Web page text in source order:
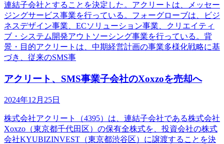
連結子会社とすることを決定した。アクリートは、メッセー
ジングサービス事業を行っている。フォーグローブは、ビジ
ネスデザイン事業、ECソリューション事業、クリエイティ
ブ・システム開発アウトソーシング事業を行っている。背
景・目的アクリートは、中期経営計画の事業多様化戦略に基
づき、従来のSMS事
アクリート、SMS事業子会社のXoxzoを売却へ
2024年12月25日
株式会社アクリート（4395）は、連結子会社である株式会社
Xoxzo（東京都千代田区）の保有全株式を、投資会社の株式
会社KYUBIZINVEST（東京都渋谷区）に譲渡することを決